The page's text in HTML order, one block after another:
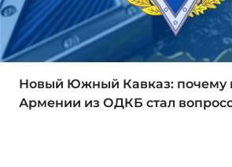
Новый Южный Кавказ: почему
Армении из ОДКБ стал